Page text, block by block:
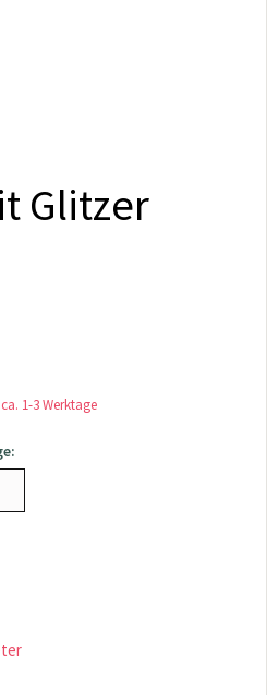
Glitzer
1-3 Werktage